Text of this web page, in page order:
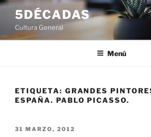
Saltar
contenido
5DÉCADAS
Cultura General
Menú
ETIQUETA: GRANDES
ESPAÑA. PABLO PICASSO.
PUBLICADO
31 MARZO, 2012